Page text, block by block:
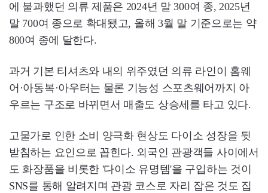
에 불과했던 의류 제품은 2024년 말 300여 종, 2025년
말 700여 종으로 확대됐고, 올해 3월 말 기준으로는 약
800여 종에 달한다.
과거 기본 티셔츠와 내의 위주였던 의류 라인이 홈웨
어·아동복·아우터는 물론 기능성 스포츠웨어까지 아
우르는 구조로 바뀌면서 매출도 상승세를 타고 있다.
고물가로 인한 소비 양극화 현상도 다이소 성장을 뒷
받침하는 요인으로 꼽힌다. 외국인 관광객들 사이에서
도 화장품을 비롯한 '다이소 유명템'을 구입하는 것이
SNS를 통해 알려지며 관광 코스로 자리 잡은 것도 집